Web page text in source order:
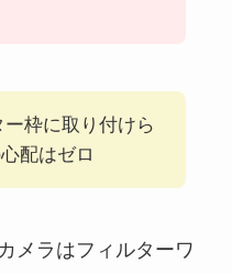
枠に取り付けら
配はゼロ
メラはフィルターワ